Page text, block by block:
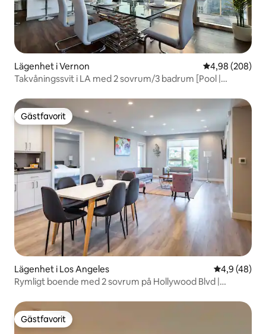
Lägenhet i Vernon 4,98 av 5 i
4,98 (208)
Takvåningssvit i LA med 2 sovrum/3 badrum [Pool |
Gästfavorit
Gästfavorit
Lägenhet i Los Angeles 4,9 av 5 i
4,9 (48)
Rymligt boende med 2 sovrum på Hollywood Blvd |
Gästfavorit
Gästfavorit